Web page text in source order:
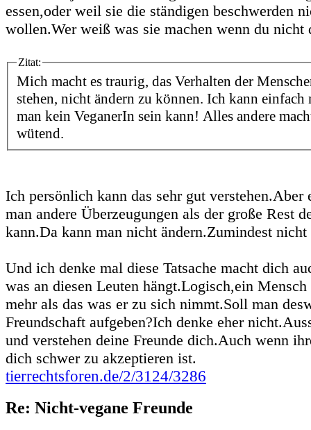
essen,oder weil sie die ständigen beschwerden
wollen.Wer weiß was sie machen wenn du nicht
Zitat:
Mich macht es traurig, das Verhalten der
stehen, nicht ändern zu können. Ich kann einfach
man kein VeganerIn sein kann! Alles andere
wütend.
Ich persönlich kann das sehr gut verstehen.Aber
man andere Überzeugungen als der große Rest
kann.Da kann man nicht ändern.Zumindest
Und ich denke mal diese Tatsache macht dich
was an diesen Leuten hängt.Logisch,ein
mehr als das was er zu sich nimmt.Soll man
Freundschaft aufgeben?Ich denke eher
und verstehen deine Freunde dich.Auch wenn
dich schwer zu akzeptieren ist.
tierrechtsforen.de/2/3124/3286
Re: Nicht-vegane Freunde